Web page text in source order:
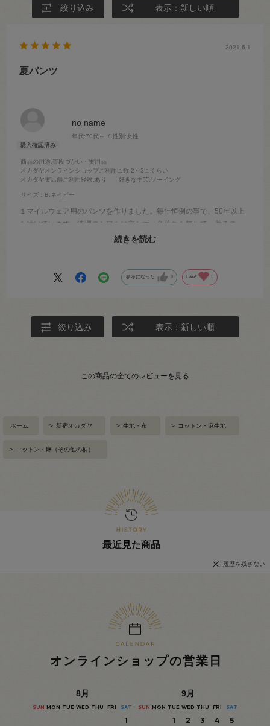
絞り込み 表示：新しい順
no name
年代:70代～ 性別:女性
商品の用途:普段づかい・実用品
オカダヤオンラインショップご利用回数:2～3回くらい
オカダヤ実店舗ご利用経験:あり 好きな手芸:ソーイング
サイズ：B.ネイビー
2021.6.1
夏パンツ
１マイルウェア用のパンツを作りました。毎年恒例の事で、50年以上
も続けています。洗濯のシワも目立たず、色落ちも無しで、着るの
も、お手入れもストレスフリーです。
続きを読む
参考になった 0 Like! 1
絞り込み 表示：新しい順
この商品の全てのレビューを見る
ホーム > 新宿オカダヤ > 生地・布 > コットン・麻生地
> コットン・麻（その他の柄）
最近見た商品
履歴を残さない
オンラインショップの営業日
8月
SUN MON TUE WED THU FRI SAT
1
9月
SUN MON TUE WED THU FRI SAT
1 2 3 4
5